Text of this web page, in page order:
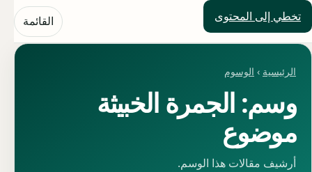
تخطي إلى المحتوى
حلول العالم القائمة
الرئيسية › الوسوم
وسم: الجمرة الخبيثة
موضوع
أرشيف مقالات هذا الوسم.